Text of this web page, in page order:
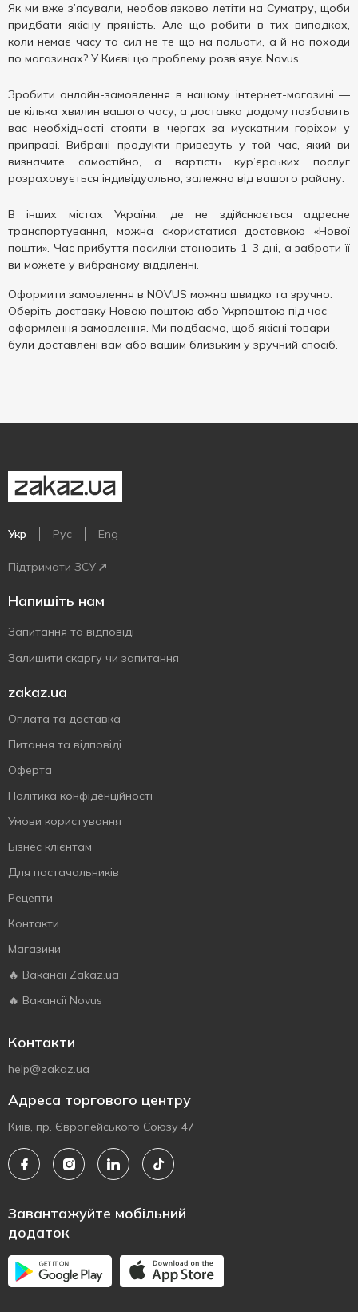
Як ми вже з’ясували, необов’язково летіти на Суматру, щоби
придбати якісну пряність. Але що робити в тих випадках,
коли немає часу та сил не те що на польоти, а й на походи
по магазинах? У Києві цю проблему розв’язує Novus.
Зробити онлайн-замовлення в нашому інтернет-магазині —
це кілька хвилин вашого часу, а доставка додому позбавить
вас необхідності стояти в чергах за мускатним горіхом у
приправі. Вибрані продукти привезуть у той час, який ви
визначите самостійно, а вартість кур’єрських послуг
розраховується індивідуально, залежно від вашого району.
В інших містах України, де не здійснюється адресне
транспортування, можна скористатися доставкою «Нової
пошти». Час прибуття посилки становить 1–3 дні, а забрати її
ви можете у вибраному відділенні.
Оформити замовлення в NOVUS можна швидко та зручно.
Оберіть доставку Новою поштою або Укрпоштою під час
оформлення замовлення. Ми подбаємо, щоб якісні товари
були доставлені вам або вашим близьким у зручний спосіб.
Укр Рус Eng
Підтримати ЗСУ
Напишіть нам
Запитання та відповіді
Залишити скаргу чи запитання
zakaz.ua
Оплата та доставка
Питання та відповіді
Оферта
Політика конфіденційності
Умови користування
Бізнес клієнтам
Для постачальників
Рецепти
Контакти
Магазини
🔥 Вакансії Zakaz.ua
🔥 Вакансії Novus
Контакти
help@zakaz.ua
Адреса торгового центру
Київ, пр. Європейського Союзу 47
Завантажуйте мобільний
додаток